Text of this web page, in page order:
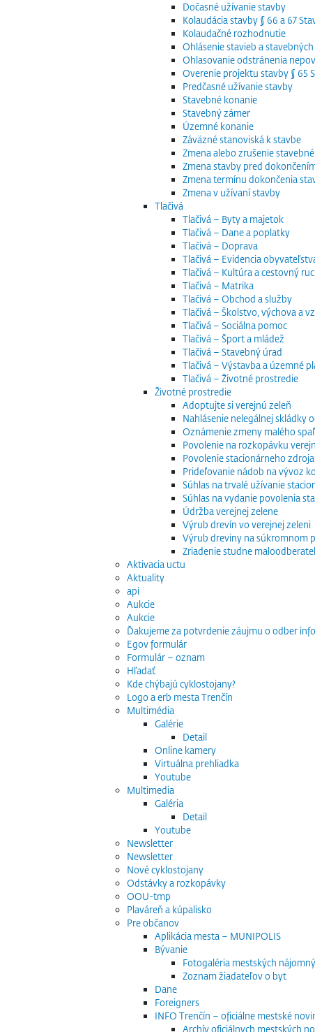
Dočasné užívanie stavby
Kolaudácia stavby § 66 a 67
Kolaudačné rozhodnutie
Ohlásenie stavieb a
Ohlasovanie odstránenia
Overenie projektu stavby § 65
Predčasné užívanie stavby
Stavebné konanie
Stavebný zámer
Územné konanie
Záväzné stanoviská k stavbe
Zmena alebo zrušenie
Zmena stavby pred
Zmena termínu dokončenia
Zmena v užívaní stavby
Tlačivá
Tlačivá – Byty a majetok
Tlačivá – Dane a poplatky
Tlačivá – Doprava
Tlačivá – Evidencia
Tlačivá – Kultúra a cestovný
Tlačivá – Matrika
Tlačivá – Obchod a služby
Tlačivá – Školstvo, výchova a
Tlačivá – Sociálna pomoc
Tlačivá – Šport a mládež
Tlačivá – Stavebný úrad
Tlačivá – Výstavba a územné
Tlačivá – Životné prostredie
Životné prostredie
Adoptujte si verejnú zeleň
Nahlásenie nelegálnej skládky
Oznámenie zmeny malého
Povolenie na rozkopávku
Povolenie stacionárneho zdroja
Prideľovanie nádob na vývoz
Súhlas na trvalé užívanie
Súhlas na vydanie povolenia
Údržba verejnej zelene
Výrub drevín vo verejnej zeleni
Výrub dreviny na súkromnom
Zriadenie studne
Aktivacia uctu
Aktuality
api
Aukcie
Aukcie
Ďakujeme za potvrdenie záujmu o odber
Egov formulár
Formulár – oznam
Hľadať
Kde chýbajú cyklostojany?
Logo a erb mesta Trenčín
Multimédia
Galérie
Detail
Online kamery
Virtuálna prehliadka
Youtube
Multimedia
Galéria
Detail
Youtube
Newsletter
Newsletter
Nové cyklostojany
Odstávky a rozkopávky
OOU-tmp
Plaváreň a kúpalisko
Pre občanov
Aplikácia mesta – MUNIPOLIS
Bývanie
Fotogaléria mestských
Zoznam žiadateľov o byt
Dane
Foreigners
INFO Trenčín – oficiálne mestské
Archív oficiálnych mestských